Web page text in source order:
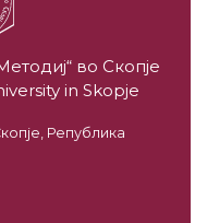
во Скопје
in Skopje
Република